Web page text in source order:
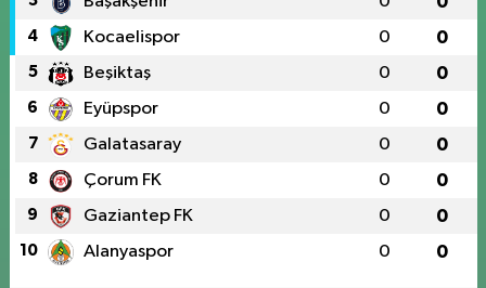
4 Kocaelispor 0 0
5 Beşiktaş 0 0
6 Eyüpspor 0 0
7 Galatasaray 0 0
8 Çorum FK 0 0
9 Gaziantep FK 0 0
10 Alanyaspor 0 0